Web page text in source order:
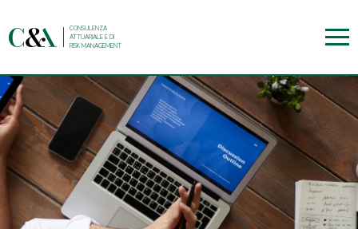
CONSULENZA
ATTUARIALE E DI
RISK MANAGEMENT